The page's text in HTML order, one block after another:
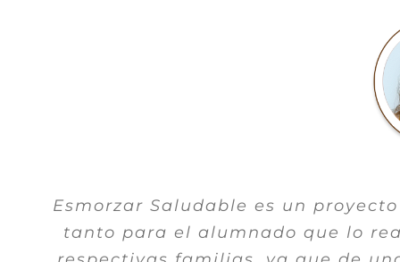
Esmorzar Saludable es un
tanto para el alumnado que lo
Desde la Escuela Infantil
agradecimiento a NutriPharm, y